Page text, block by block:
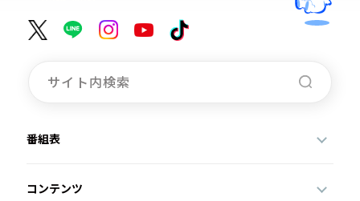
番組表
コンテンツ